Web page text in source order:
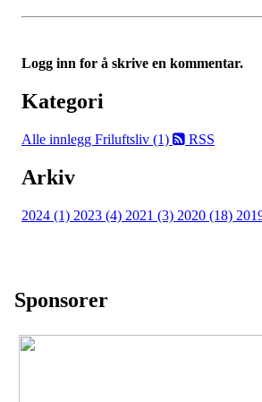
Logg inn for å skrive en kommentar.
Kategori
Alle innlegg Friluftsliv (1) RSS
Arkiv
2024 (1) 2023 (4) 2021 (3) 2020 (18)
Sponsorer